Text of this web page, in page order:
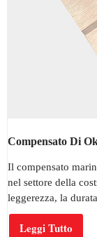
Compensato Di
Il compensato
nel settore della
leggerezza, la
Leggi Tutto